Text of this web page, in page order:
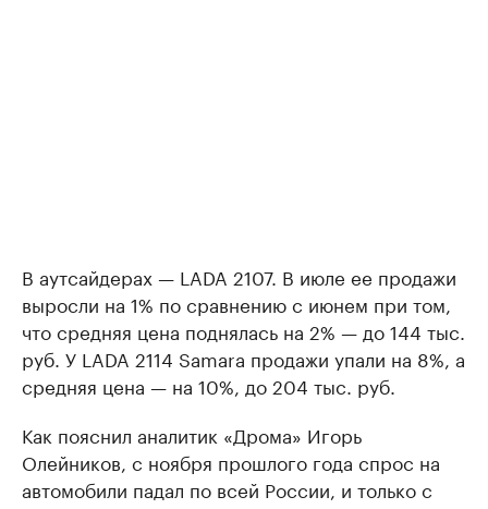
В аутсайдерах — LADA 2107. В июле ее продажи
выросли на 1% по сравнению с июнем при том,
что средняя цена поднялась на 2% — до 144 тыс.
руб. У LADA 2114 Samara продажи упали на 8%, а
средняя цена — на 10%, до 204 тыс. руб.
Как пояснил аналитик «Дрома» Игорь
Олейников, с ноября прошлого года спрос на
автомобили падал по всей России, и только с